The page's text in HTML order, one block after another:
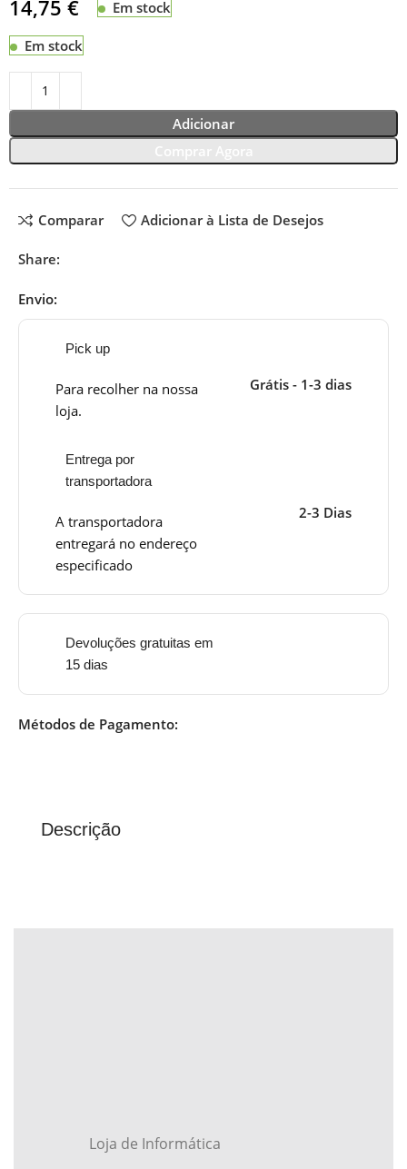
14,75€ Em stock
Em stock
Adicionar
Comparar Adicionar à Lista de Desejos
Share:
Envio:
Pick up
Para recolher na nossa
loja.
Grátis - 1-3 dias
Entrega por
transportadora
A transportadora
entregará no endereço
especificado
2-3 Dias
Devoluções gratuitas em
15 dias
Métodos de Pagamento:
Descrição
Loja de Informática